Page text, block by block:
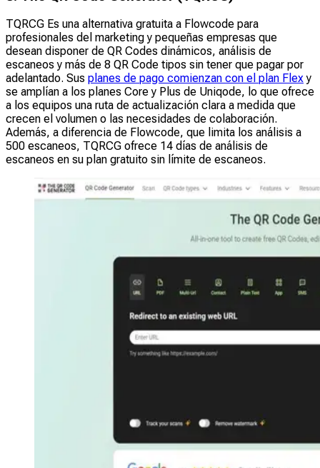
TQRCG Es una alternativa gratuita a Flowcode para
profesionales del marketing y pequeñas empresas que
desean disponer de QR Codes dinámicos, análisis de
escaneos y más de 8 QR Code tipos sin tener que pagar por
adelantado. Sus planes de pago comienzan con el plan Flexy
se amplían a los planes Core y Plus de Uniqode, lo que ofrece
a los equipos una ruta de actualización clara a medida que
crecen el volumen o las necesidades de colaboración.
Además, a diferencia de Flowcode, que limita los análisis a
500 escaneos, TQRCG ofrece 14 días de análisis de
escaneos en su plan gratuito sin límite de escaneos.